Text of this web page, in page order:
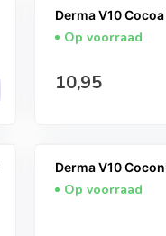
Derma V10
Op voorraad
Normale prijs
10,95
Derma V10
Op voorraad